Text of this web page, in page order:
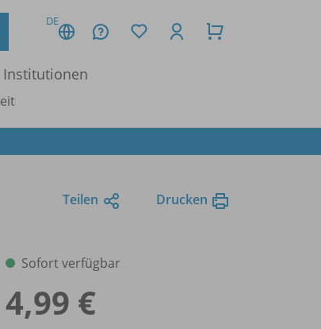
DE
Institutionen
Teilen Drucken
Sofort verfügbar
4,99 €